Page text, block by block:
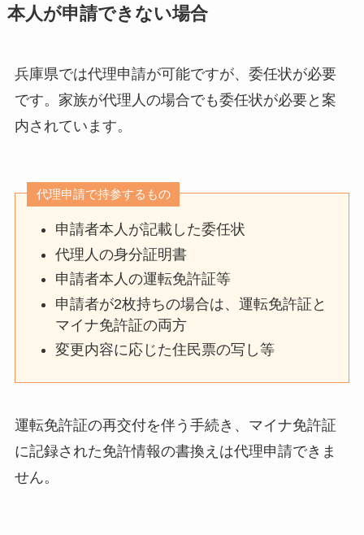
本人が申請できない場合
兵庫県では代理申請が可能ですが、委任状が必要
です。家族が代理人の場合でも委任状が必要と案
内されています。
代理申請で持参するもの
申請者本人が記載した委任状
代理人の身分証明書
申請者本人の運転免許証等
申請者が2枚持ちの場合は、運転免許証と
マイナ免許証の両方
変更内容に応じた住民票の写し等
運転免許証の再交付を伴う手続き、マイナ免許証
に記録された免許情報の書換えは代理申請できま
せん。